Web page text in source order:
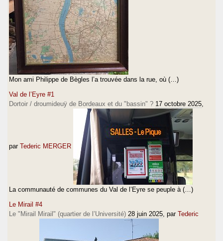
Mon ami Philippe de Bègles l’a trouvée dans la rue, où (…)
Val de l’Eyre #1
Dortoir / droumideuÿ de Bordeaux et du "bassin" ? 17 octobre 2025
par Tederic MERGER
La communauté de communes du Val de l’Eyre se peuple à (…)
Le Mirail #4
Le "Mirail Mirail" (quartier de l’Université) 28 juin 2025 , par Tederic